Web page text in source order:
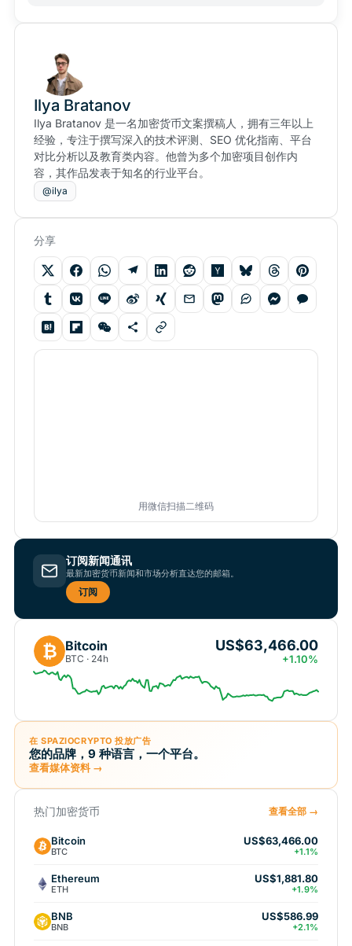
Ilya Bratanov
Ilya Bratanov 是一名加密货币文案撰稿人，拥有三年以上
经验，专注于撰写深入的技术评测、SEO 优化指南、平台
对比分析以及教育类内容。他曾为多个加密项目创作内
容，其作品发表于知名的行业平台。
@ilya
分享
用微信扫描二维码
订阅新闻通讯
最新加密货币新闻和市场分析直达您的邮箱。
订阅
₿ Bitcoin
BTC · 24h
US$63,466.00
+1.10%
在 SPAZIOCRYPTO 投放广告
您的品牌，9 种语言，一个平台。
查看媒体资料 →
热门加密货币 查看全部 →
Bitcoin
BTC
US$63,466.00
+1.1%
Ethereum
ETH
US$1,881.80
+1.9%
BNB
BNB
US$586.99
+2.1%